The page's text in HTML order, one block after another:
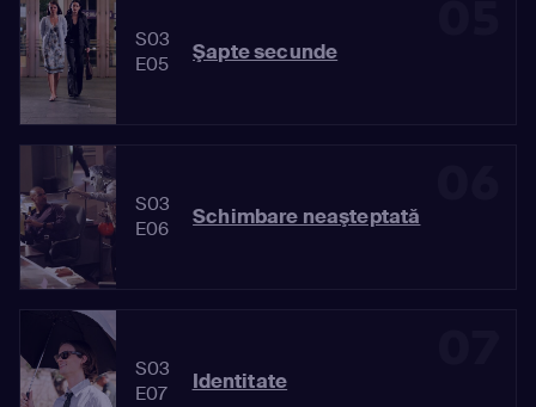
S03
E05
Şapte secunde
S03
E06
Schimbare neaşteptată
S03
E07
Identitate